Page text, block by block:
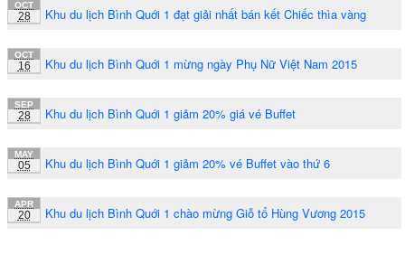
OCT
28 Khu du lịch Bình Quới 1 đạt giải nhất bán kết Chiếc thìa vàng
OCT
16 Khu du lịch Bình Quới 1 mừng ngày Phụ Nữ Việt Nam 2015
SEP
28 Khu du lịch Bình Quới 1 giảm 20% giá vé Buffet
MAY
05 Khu du lịch Bình Quới 1 giảm 20% vé Buffet vào thứ 6
APR
20 Khu du lịch Bình Quới 1 chào mừng Giỗ tổ Hùng Vương 2015